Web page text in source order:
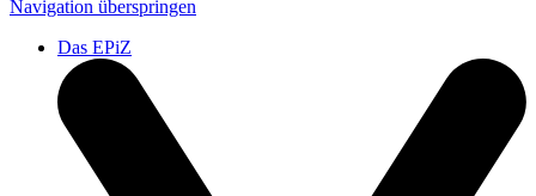
Navigation überspringen
Das EPiZ